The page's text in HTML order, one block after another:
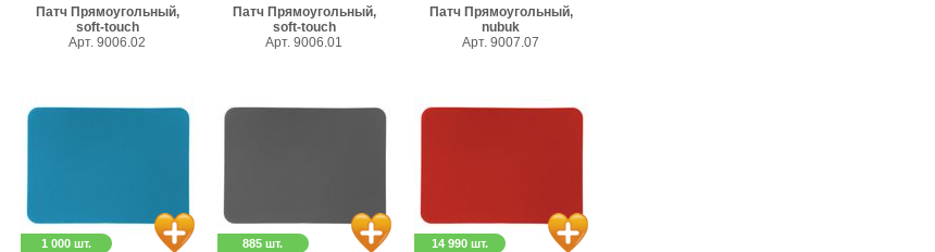
Патч Прямоугольный,
soft-touch
Арт. 9006.02
Патч Прямоугольный,
soft-touch
Арт. 9006.01
Патч Прямоугольный,
nubuk
Арт. 9007.07
1 000 шт. 885 шт. 14 990 шт.